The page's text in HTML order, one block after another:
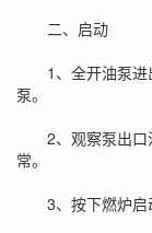
二、启动
1、全开油泵进
泵。
2、观察泵出口
常。
3、按下燃炉启